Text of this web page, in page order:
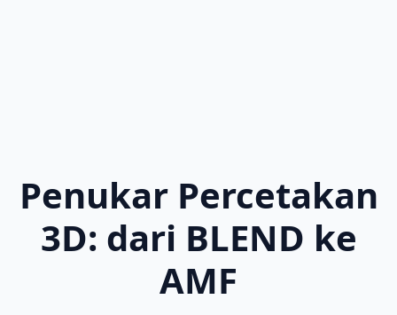
Penukar Percetakan
3D: dari BLEND ke
AMF